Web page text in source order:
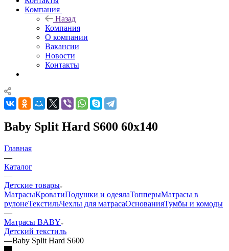
Компания
Назад
Компания
О компании
Вакансии
Новости
Контакты
Baby Split Hard S600 60x140
Главная
—
Каталог
—
Детские товары
МатрасыКроватиПодушки и одеялаТопперыМатрасы в
рулонеТекстильЧехлы для матрасаОснованияТумбы и комоды
—
Матрасы BABY
Детский текстиль
—Baby Split Hard S600